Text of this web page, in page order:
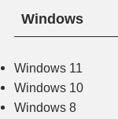
Windows
Windows 11
Windows 10
Windows 8